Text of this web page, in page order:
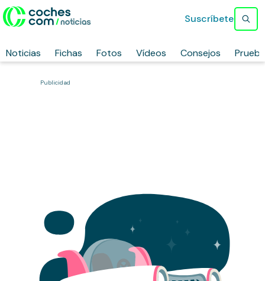
Noticias Fichas Fotos Vídeos Consejos
Suscríbete
Publicidad